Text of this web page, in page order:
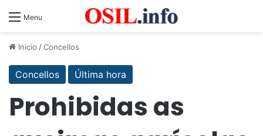
Menu
Inicio /Concellos
Concellos Última hora
Prohibidas as